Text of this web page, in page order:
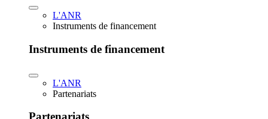
L'ANR
Instruments de financement
Instruments de financement
L'ANR
Partenariats